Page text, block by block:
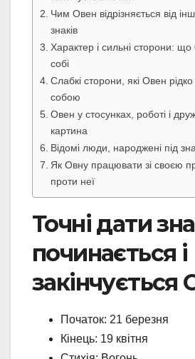
Чим Овен відрізняється від
знаків
Характер і сильні сторони:
собі
Слабкі сторони, які Овен
собою
Овен у стосунках, роботі і
картина
Відомі люди, народжені під
Як Овну працювати зі своєю
проти неї
Точні дати
починається і
закінчується
Початок: 21 березня
Кінець: 19 квітня